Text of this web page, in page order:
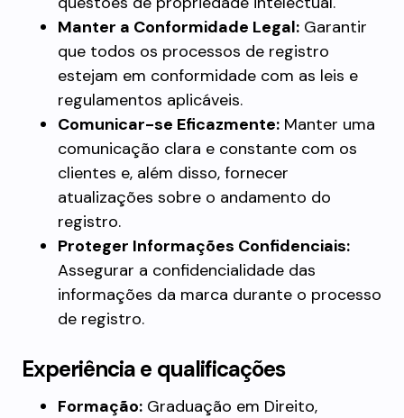
Manter a Conformidade Legal: Garantir
que todos os processos de registro
estejam em conformidade com as leis e
regulamentos aplicáveis.
Comunicar-se Eficazmente: Manter uma
comunicação clara e constante com os
clientes e, além disso, fornecer
atualizações sobre o andamento do
registro.
Proteger Informações Confidenciais:
Assegurar a confidencialidade das
informações da marca durante o processo
de registro.
Experiência e qualificações
Formação: Graduação em Direito,